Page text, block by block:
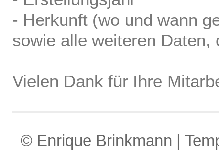
- Herkunft (wo und wann
sowie alle weiteren
Vielen Dank für Ihre
© Enrique Brinkmann |